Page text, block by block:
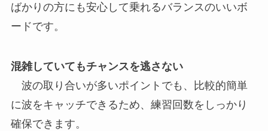
ばかりの方にも安心して乗れるバランスのいいボ
ードです。
混雑していてもチャンスを逃さない
波の取り合いが多いポイントでも、比較的簡単
に波をキャッチできるため、練習回数をしっかり
確保できます。